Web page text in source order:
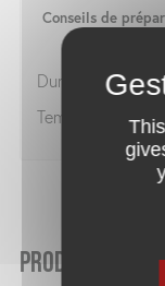
Conseils de
Durée d’infusion :
Température de
Produits